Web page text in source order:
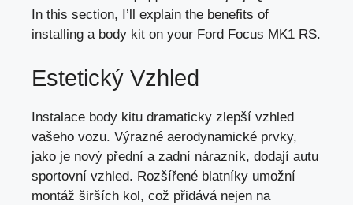
In this section, I’ll explain the benefits of
installing a body kit on your Ford Focus MK1 RS.
Estetický Vzhled
Instalace body kitu dramaticky zlepší vzhled
vašeho vozu. Výrazné aerodynamické prvky,
jako je nový přední a zadní nárazník, dodají autu
sportovní vzhled. Rozšířené blatníky umožní
montáž širších kol, což přidává nejen na